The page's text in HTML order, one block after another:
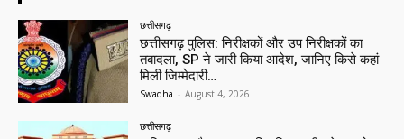
छत्तीसगढ़
छत्तीसगढ़ पुलिस: निरीक्षकों और उप निरीक्षकों का
तबादला, SP ने जारी किया आदेश, जानिए किसे कहां
मिली जिम्मेदारी…
Swadha - August 4, 2026
छत्तीसगढ़